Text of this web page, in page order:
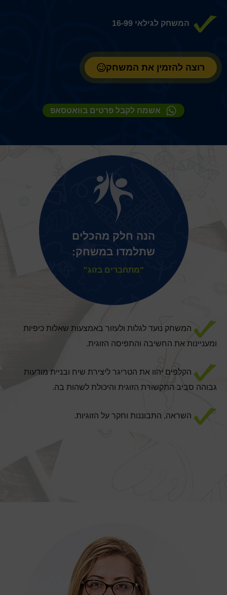
המשחק לגילאי 16-99
רוצה להזמין את המשחק
אשמח לקבל פרטים בוואטסאפ
הנה חלק מהכלים
שתלמדו במשחק:
"מתחברים בזוג"
המשחק נועד לגלות ולעזור באמצעות שאלות כיפיות
ומעניינות את החשיבה והתפיסה הזוגית.
הקלפים יהוו את הטריגר ליצירת שיח ובניית מודעות
גבוהה סביב התקשורת הזוגית והיכולת לשהות בה.
השראה, התבוננות וחקר על הזוגיות.